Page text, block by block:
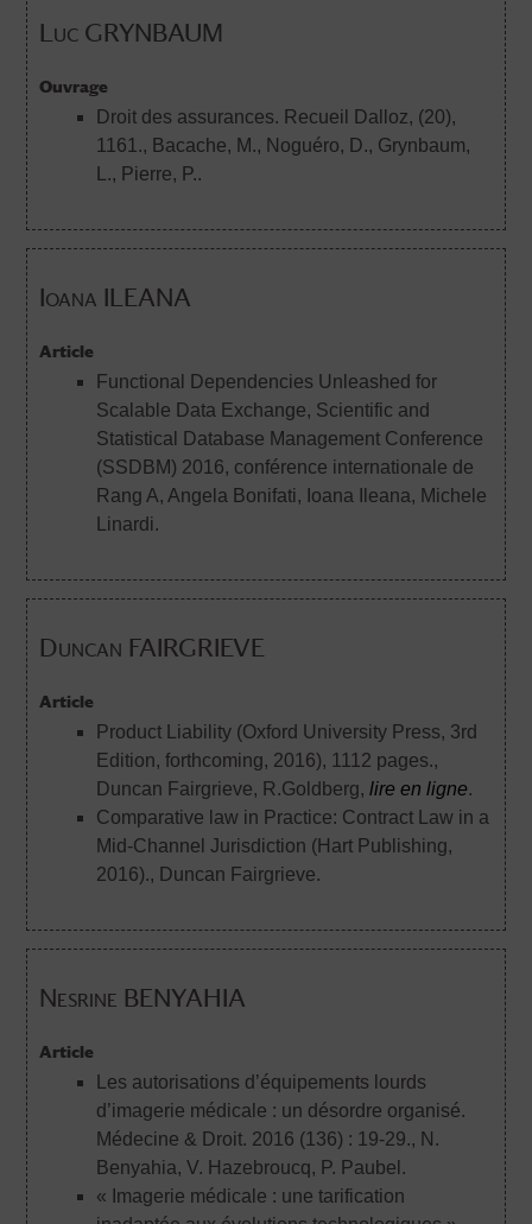
Luc GRYNBAUM
Ouvrage
Droit des assurances. Recueil Dalloz, (20),
1161., Bacache, M., Noguéro, D., Grynbaum,
L., Pierre, P..
Ioana ILEANA
Article
Functional Dependencies Unleashed for
Scalable Data Exchange, Scientific and
Statistical Database Management Conference
(SSDBM) 2016, conférence internationale de
Rang A, Angela Bonifati, Ioana Ileana, Michele
Linardi.
Duncan FAIRGRIEVE
Article
Product Liability (Oxford University Press, 3rd
Edition, forthcoming, 2016), 1112 pages.,
Duncan Fairgrieve, R.Goldberg,lire en ligne.
Comparative law in Practice: Contract Law in a
Mid-Channel Jurisdiction (Hart Publishing,
2016)., Duncan Fairgrieve.
Nesrine BENYAHIA
Article
Les autorisations d’équipements lourds
d’imagerie médicale : un désordre organisé.
Médecine & Droit. 2016 (136) : 19-29., N.
Benyahia, V. Hazebroucq, P. Paubel.
« Imagerie médicale : une tarification